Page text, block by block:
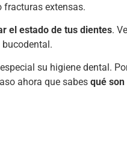
fracturas extensas.
el estado de tus dientes.
su higiene dental.
ahora que sabes qué